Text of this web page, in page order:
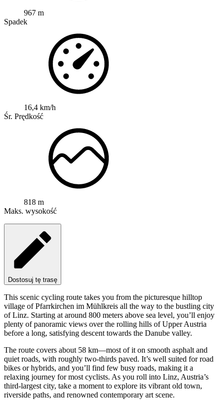
967 m
Spadek
16,4 km/h
Śr. Prędkość
818 m
Maks. wysokość
Dostosuj tę trasę
This scenic cycling route takes you from the picturesque hilltop
village of Pfarrkirchen im Mühlkreis all the way to the bustling city
of Linz. Starting at around 800 meters above sea level, you’ll enjoy
plenty of panoramic views over the rolling hills of Upper Austria
before a long, satisfying descent towards the Danube valley.
The route covers about 58 km—most of it on smooth asphalt and
quiet roads, with roughly two-thirds paved. It’s well suited for road
bikes or hybrids, and you’ll find few busy roads, making it a
relaxing journey for most cyclists. As you roll into Linz, Austria’s
third-largest city, take a moment to explore its vibrant old town,
riverside paths, and renowned contemporary art scene.